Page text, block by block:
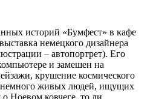
историй «Бумфест» в кафе
немецкого дизайнера
– автопортрет). Его
и замешен на
крушение космического
немного живых людей, ищущих
о Ноевом ковчеге, то ли